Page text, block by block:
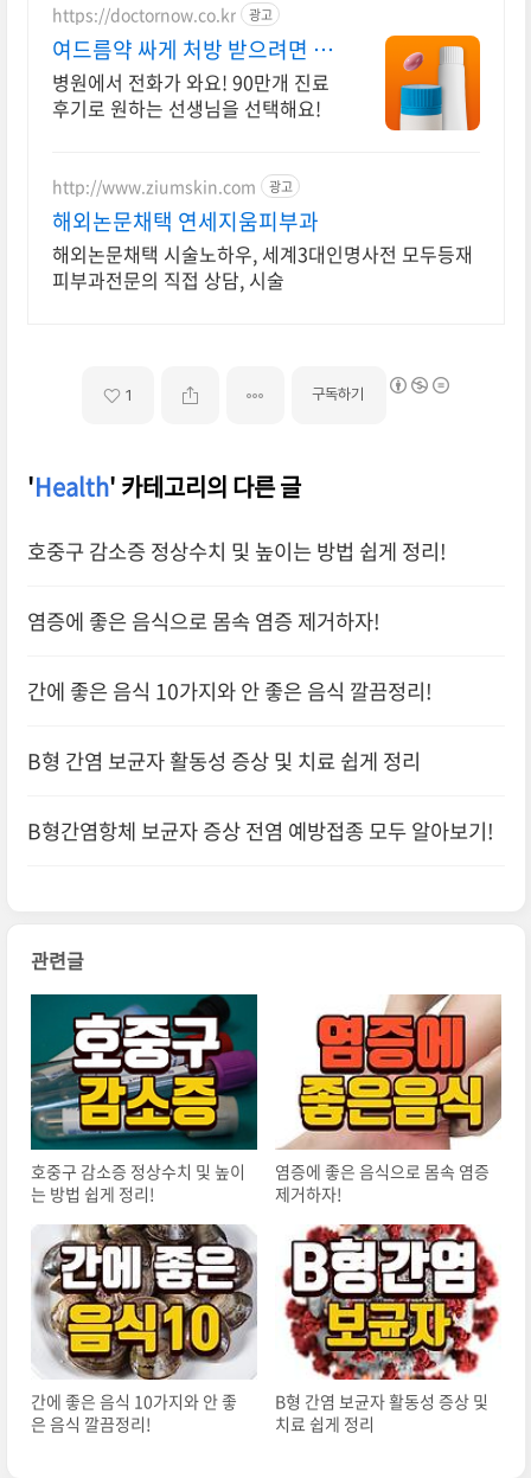
https://doctornow.co.kr 광고
여드름약 싸게 처방 받으려면 1
개월 약값 4,900원~
병원에서 전화가 와요! 90만개 진료
후기로 원하는 선생님을 선택해요!
http://www.ziumskin.com 광고
해외논문채택 연세지움피부과
해외논문채택 시술노하우, 세계3대인명사전 모두등재
피부과전문의 직접 상담, 시술
1 구독하기
'Health' 카테고리의 다른 글
호중구 감소증 정상수치 및 높이는 방법 쉽게 정리!
염증에 좋은 음식으로 몸속 염증 제거하자!
간에 좋은 음식 10가지와 안 좋은 음식 깔끔정리!
B형 간염 보균자 활동성 증상 및 치료 쉽게 정리
B형간염항체 보균자 증상 전염 예방접종 모두 알아보기!
관련글
호중구 감소증 정상수치 및 높이
는 방법 쉽게 정리!
염증에 좋은 음식으로 몸속 염증
제거하자!
간에 좋은 음식 10가지와 안 좋
은 음식 깔끔정리!
B형 간염 보균자 활동성 증상 및
치료 쉽게 정리